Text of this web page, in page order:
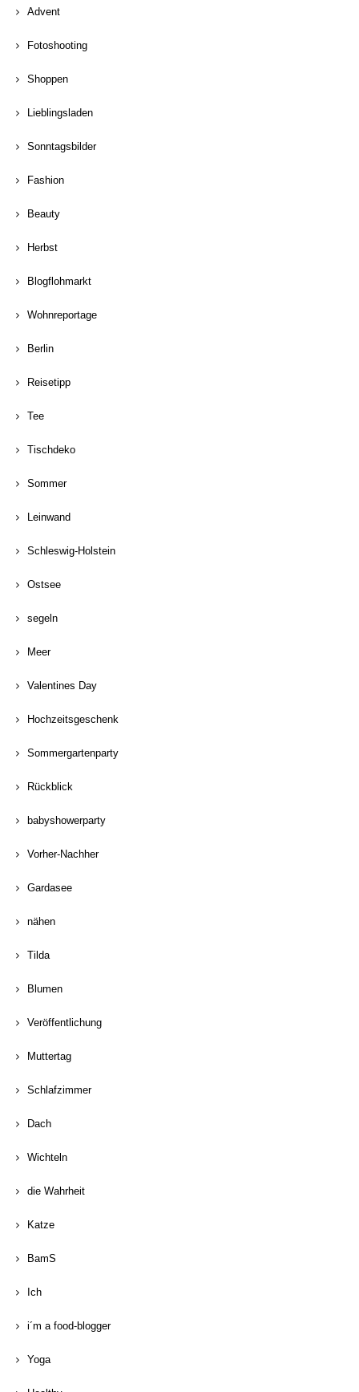
Advent
Fotoshooting
Shoppen
Lieblingsladen
Sonntagsbilder
Fashion
Beauty
Herbst
Blogflohmarkt
Wohnreportage
Berlin
Reisetipp
Tee
Tischdeko
Sommer
Leinwand
Schleswig-Holstein
Ostsee
segeln
Meer
Valentines Day
Hochzeitsgeschenk
Sommergartenparty
Rückblick
babyshowerparty
Vorher-Nachher
Gardasee
nähen
Tilda
Blumen
Veröffentlichung
Muttertag
Schlafzimmer
Dach
Wichteln
die Wahrheit
Katze
BamS
Ich
i´m a food-blogger
Yoga